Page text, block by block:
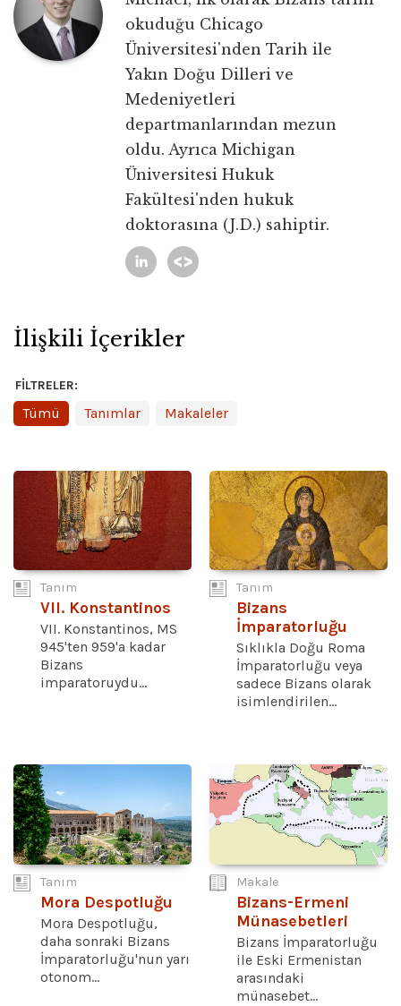
okuduğu Chicago
Üniversitesi'nden Tarih ile
Yakın Doğu Dilleri ve
Medeniyetleri
departmanlarından mezun
oldu. Ayrıca Michigan
Üniversitesi Hukuk
Fakültesi'nden hukuk
doktorasına (J.D.) sahiptir.
İlişkili İçerikler
FILTRELER:
Tümü Tanımlar Makaleler
Tanım
VII. Konstantinos
VII. Konstantinos, MS
945'ten 959'a kadar
Bizans
imparatoruydu...
Tanım
Bizans
İmparatorluğu
Sıklıkla Doğu Roma
İmparatorluğu veya
sadece Bizans olarak
isimlendirilen...
Tanım
Mora Despotluğu
Mora Despotluğu,
daha sonraki Bizans
İmparatorluğu'nun yarı
otonom...
Makale
Bizans-Ermeni
Münasebetleri
Bizans İmparatorluğu
ile Eski Ermenistan
arasındaki
münasebet...